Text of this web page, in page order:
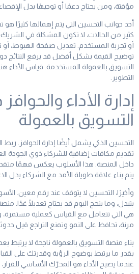
مؤقتة، ومن يحتاج دعمًا أو توجيهًا بدل
أحد جوانب التحسين التي يتم إهمالها
كثير من الحالات، لا تكون المشكلة في الشريك
أو تجربة المستخدم. تعديل صفحة الهبوط، أو
توضيح القيمة بشكل أفضل قد يرفع النتائج
التسويق بالعمولة المستخدمة. قياس الأداء
التطوير.
إدارة الأداء
التسويق بالعمولة
التحسين الذكي يشمل أيضًا إدارة الحوافز. ربط
تقديم مكافآت إضافية للشركاء ذوي الجودة
داخل المنصة. هذا الأسلوب يعكس فهمًا متقدمًا
يتم بناء علاقة طويلة الأمد مع الشركاء بدل
وأخيرًا، التحسين لا يتوقف عند رقم معين.
يتبدل، وما ينجح اليوم قد يحتاج تعديلًا غدًا.
هي التي تتعامل مع القياس كعملية مستمرة،
مرنة، تحافظ على النمو وتمنع التراجع قبل
بناء منصة التسويق بالعمولة ناجحة لا يرتبط
بقدر ما يرتبط بوضوح الرؤية وقدرتك على
عندما يصبح الأداء هو المحرّك الأساسي